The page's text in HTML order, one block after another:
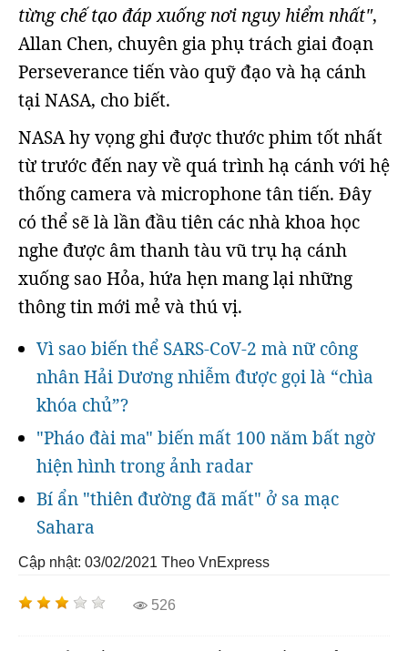
từng chế tạo đáp xuống nơi nguy hiểm nhất",
Allan Chen, chuyên gia phụ trách giai đoạn
Perseverance tiến vào quỹ đạo và hạ cánh
tại NASA, cho biết.
NASA hy vọng ghi được thước phim tốt nhất
từ trước đến nay về quá trình hạ cánh với hệ
thống camera và microphone tân tiến. Đây
có thể sẽ là lần đầu tiên các nhà khoa học
nghe được âm thanh tàu vũ trụ hạ cánh
xuống sao Hỏa, hứa hẹn mang lại những
thông tin mới mẻ và thú vị.
Vì sao biến thể SARS-CoV-2 mà nữ công
nhân Hải Dương nhiễm được gọi là “chìa
khóa chủ”?
"Pháo đài ma" biến mất 100 năm bất ngờ
hiện hình trong ảnh radar
Bí ẩn "thiên đường đã mất" ở sa mạc
Sahara
Cập nhật: 03/02/2021 Theo VnExpress
526